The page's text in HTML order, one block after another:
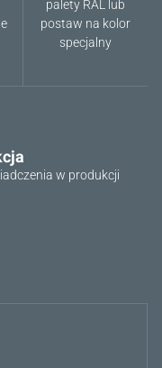
palety RAL lub
postaw na kolor
specjalny
w produkcji